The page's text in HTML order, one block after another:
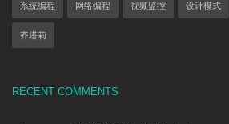
系统编程 网络编程 视频监控 设计模式
齐塔莉
RECENT COMMENTS